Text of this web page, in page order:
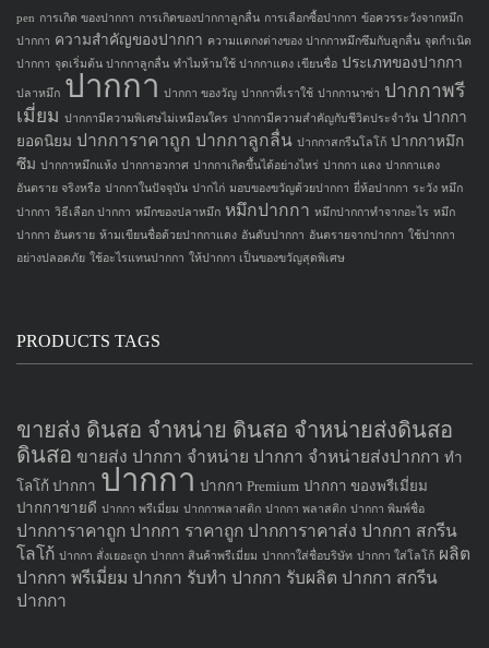
pen การเกิด ของปากกา การเกิดของปากกาลูกลื่น การเลือกซื้อปากกา ข้อควรระวังจากหมึก
ปากกา ความสำคัญของปากกา ความแตกงต่างของ ปากกาหมึกซึมกับลูกลื่น จุดกำเนิด
ปากกา จุดเริ่มต้น ปากกาลูกลื่น ทำไมห้ามใช้ ปากกาแดง เขียนชื่อ ประเภทของปากกา
ปลาหมึก ปากกา ปากกา ของวัญ ปากกาที่เราใช้ ปากกานาซ่า ปากกาพรี
เมี่ยม ปากกามีความพิเศษไม่เหมือนใคร ปากกามีความสำคัญกับชีวิตประจำวัน ปากกา
ยอดนิยม ปากการาคาถูก ปากกาลูกลื่น ปากกาสกรีนโลโก้ ปากกาหมึก
ซึม ปากกาหมึกแห้ง ปากกาอวกาศ ปากกาเกิดขึ้นได้อย่างไหร่ ปากกา แดง ปากกาแดง
อันตราย จริงหรือ ปากกาในปัจจุบัน ปากไก่ มอบของขวัญด้วยปากกา ยี่ห้อปากกา ระวัง หมึก
ปากกา วิธีเลือก ปากกา หมึกของปลาหมึก หมึกปากกา หมึกปากกาทำจากอะไร หมึก
ปากกา อันตราย ห้ามเขียนชื่อด้วยปากกาแดง อันดับปากกา อันตรายจากปากกา ใช้ปากกา
อย่างปลอดภัย ใช้อะไรแทนปากกา ให้ปากกา เป็นของขวัญสุดพิเศษ
PRODUCTS TAGS
ขายส่ง ดินสอ จำหน่าย ดินสอ จำหน่ายส่งดินสอ
ดินสอ ขายส่ง ปากกา จำหน่าย ปากกา จำหน่ายส่งปากกา ทำ
โลโก้ ปากกา ปากกา ปากกา Premium ปากกา ของพรีเมี่ยม
ปากกาขายดี ปากกา พรีเมี่ยม ปากกาพลาสติก ปากกา พลาสติก ปากกา พิมพ์ชื่อ
ปากการาคาถูก ปากกา ราคาถูก ปากการาคาส่ง ปากกา สกรีน
โลโก้ ปากกา สั่งเยอะถูก ปากกา สินค้าพรีเมี่ยม ปากกาใส่ชื่อบริษัท ปากกา ใส่โลโก้ ผลิต
ปากกา พรีเมี่ยม ปากกา รับทำ ปากกา รับผลิต ปากกา สกรีน
ปากกา